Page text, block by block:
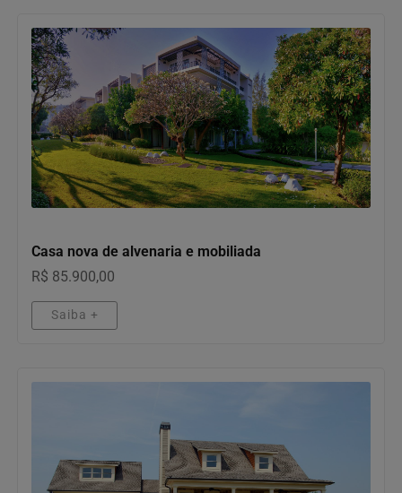
Casa nova de alvenaria e mobiliada
R$ 85.900,00
Saiba +